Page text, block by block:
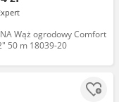
Wąż ogrodowy Comfort
50 m 18039-20